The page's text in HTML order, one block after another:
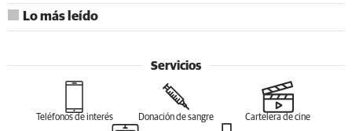
Lo más leído
Servicios
Teléfonos de interés Donación de sangre Cartelera de cine